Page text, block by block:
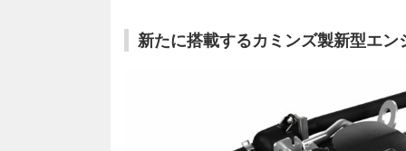
新たに搭載するカミンズ製新型エン